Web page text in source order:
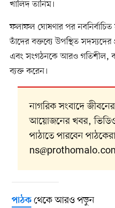
খালিদ তানিম।
ফলাফল ঘোষণার পর
তাঁদের বক্তব্যে উপস্থিত
এবং সংগঠনকে আরও গতিশীল,
ব্যক্ত করেন।
নাগরিক সংবাদে
আয়োজনের খবর,
পাঠাতে পারবেন
পাঠকথেকে আরও পড়ুন